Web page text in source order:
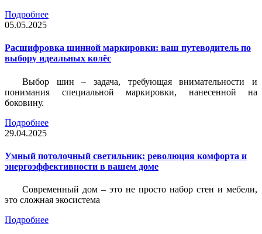
Подробнее
05.05.2025
Расшифровка шинной маркировки: ваш путеводитель по
выбору идеальных колёс
Выбор шин – задача, требующая внимательности и
понимания специальной маркировки, нанесенной на
боковину.
Подробнее
29.04.2025
Умный потолочный светильник: революция комфорта и
энергоэффективности в вашем доме
Современный дом – это не просто набор стен и мебели,
это сложная экосистема
Подробнее